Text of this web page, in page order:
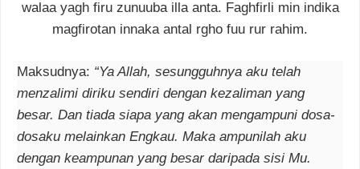
walaa yagh firu zunuuba illa anta. Faghfirli min indika
magfirotan innaka antal rgho fuu rur rahim.
Maksudnya: “Ya Allah, sesungguhnya aku telah
menzalimi diriku sendiri dengan kezaliman yang
besar. Dan tiada siapa yang akan mengampuni dosa-
dosaku melainkan Engkau. Maka ampunilah aku
dengan keampunan yang besar daripada sisi Mu.